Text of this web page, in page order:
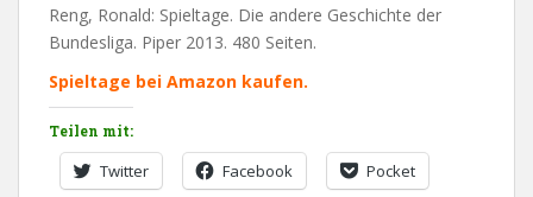
Reng, Ronald: Spieltage. Die andere Geschichte der
Bundesliga. Piper 2013. 480 Seiten.
Spieltage bei Amazon kaufen.
Teilen mit:
Twitter Facebook Pocket